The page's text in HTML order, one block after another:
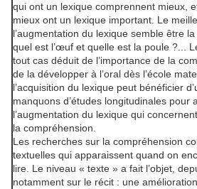
qui ont un lexique comprennent mieux,
mieux ont un lexique important. Le
l’augmentation du lexique semble être
quel est l’œuf et quelle est la poule ?...
tout cas déduit de l’importance de la
de la développer à l’oral dès l’école
l’acquisition du lexique peut bénéficier
manquons d’études longitudinales pour
l’augmentation du lexique qui
la compréhension.
Les recherches sur la compréhension
textuelles qui apparaissent quand on
lire. Le niveau « texte » a fait l’objet,
notamment sur le récit : une